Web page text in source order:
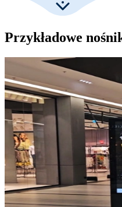
Przykładowe